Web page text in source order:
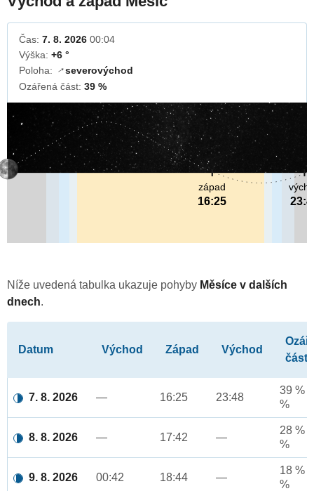
Čas: 7. 8. 2026 00:04
Výška: +6 °
Poloha:
↓severovýchod
Ozářená část: 39 %
západ
16:25
Níže uvedená tabulka ukazuje pohyby Měsíce v dalších
dnech.
Datum Východ Západ Východ
část
7. 8. 2026 — 16:25 23:48
39 %
%
8. 8. 2026 — 17:42 —
28 %
%
9. 8. 2026 00:42 18:44 —
18 %
%